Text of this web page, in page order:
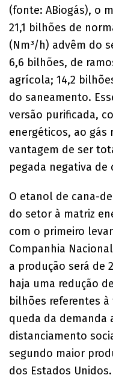
(fonte: ABiogás), o
21,1 bilhões de
(Nm³/h) advêm do
6,6 bilhões, de
agrícola; 14,2
do saneamento.
versão purificada,
energéticos, ao
vantagem de ser
pegada negativa de
O etanol de cana-
do setor à matriz
com o primeiro
Companhia
a produção será de
haja uma redução
bilhões referentes
queda da demanda
distanciamento
segundo maior
dos Estados